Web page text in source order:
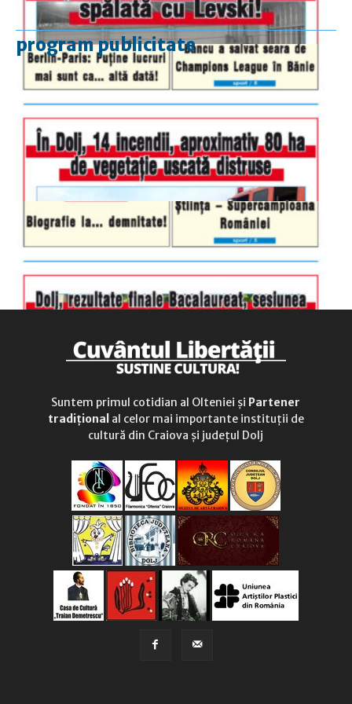
program publicitate
luni-vineri
9.00 - 17.00
duminică
9.00 - 12.00
Suntem primul cotidian al Olteniei și Partener
tradițional al celor mai importante instituții de
cultură din Craiova și județul Dolj